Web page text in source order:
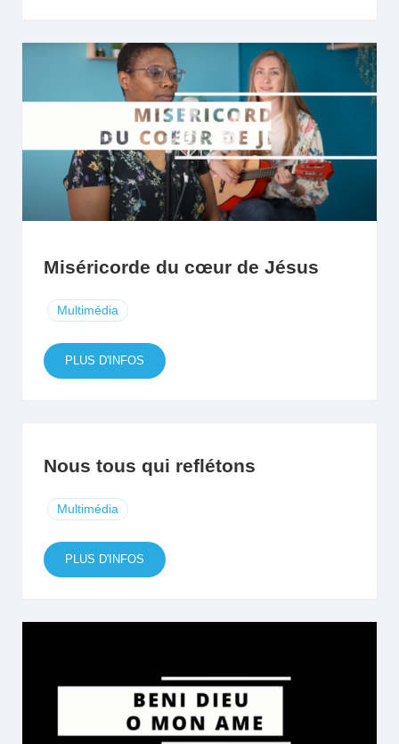
Miséricorde du cœur de Jésus
Multimédia
PLUS D'INFOS
Nous tous qui reflétons
Multimédia
PLUS D'INFOS